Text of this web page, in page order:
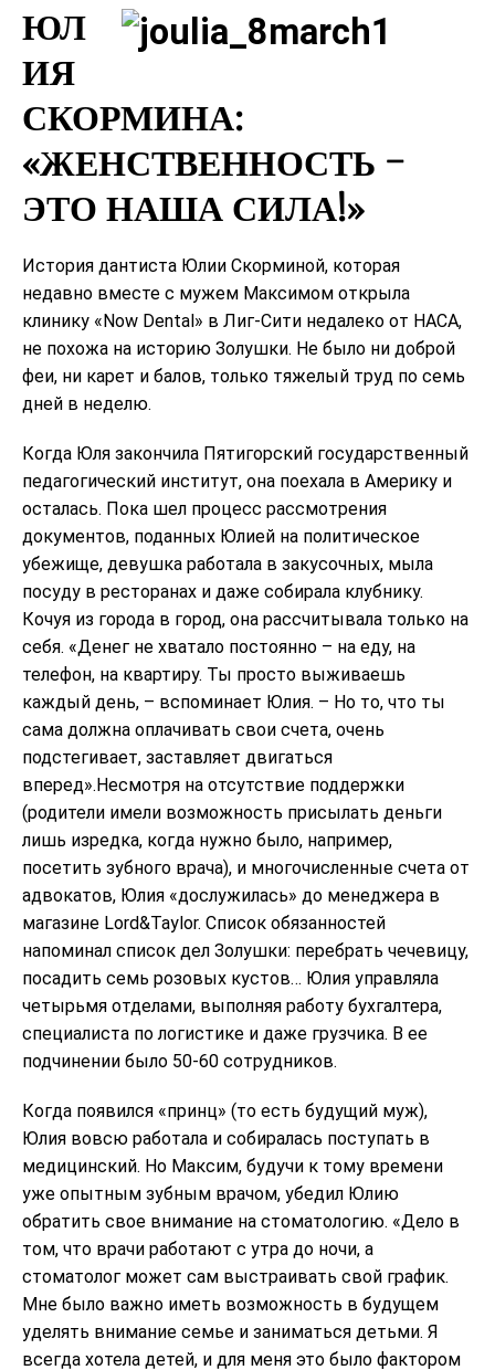
ЮЛ
ИЯ
СКОРМИНА:
«ЖЕНСТВЕННОСТЬ –
ЭТО НАША СИЛА!»
История дантиста Юлии Скорминой, которая
недавно вместе с мужем Максимом открыла
клинику «Now Dental» в Лиг-Сити недалеко от НАСА,
не похожа на историю Золушки. Не было ни доброй
феи, ни карет и балов, только тяжелый труд по семь
дней в неделю.
Когда Юля закончила Пятигорский государственный
педагогический институт, она поехала в Америку и
осталась. Пока шел процесс рассмотрения
документов, поданных Юлией на политическое
убежище, девушка работала в закусочных, мыла
посуду в ресторанах и даже собирала клубнику.
Кочуя из города в город, она рассчитывала только на
себя. «Денег не хватало постоянно – на еду, на
телефон, на квартиру. Ты просто выживаешь
каждый день, – вспоминает Юлия. – Но то, что ты
сама должна оплачивать свои счета, очень
подстегивает, заставляет двигаться
вперед».Несмотря на отсутствие поддержки
(родители имели возможность присылать деньги
лишь изредка, когда нужно было, например,
посетить зубного врача), и многочисленные счета от
адвокатов, Юлия «дослужилась» до менеджера в
магазине Lord&Taylor. Список обязанностей
напоминал список дел Золушки: перебрать чечевицу,
посадить семь розовых кустов… Юлия управляла
четырьмя отделами, выполняя работу бухгалтера,
специалиста по логистике и даже грузчика. В ее
подчинении было 50-60 сотрудников.
Когда появился «принц» (то есть будущий муж),
Юлия вовсю работала и собиралась поступать в
медицинский. Но Максим, будучи к тому времени
уже опытным зубным врачом, убедил Юлию
обратить свое внимание на стоматологию. «Дело в
том, что врачи работают с утра до ночи, а
стоматолог может сам выстраивать свой график.
Мне было важно иметь возможность в будущем
уделять внимание семье и заниматься детьми. Я
всегда хотела детей, и для меня это было фактором